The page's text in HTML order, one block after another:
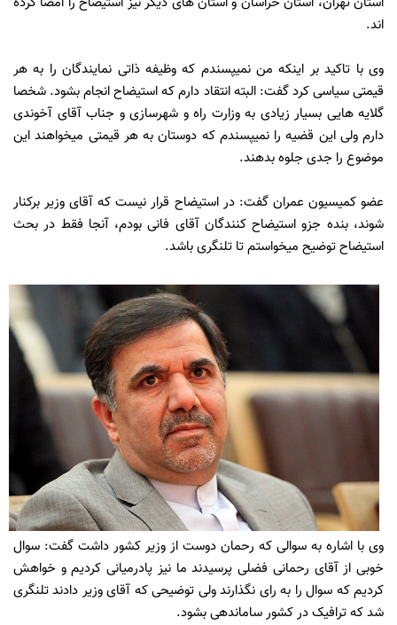
اند.
وی با تاکید بر اینکه من نمیپسندم که وظیفه ذاتی نمایندگان را به هر
قیمتی سیاسی کرد گفت: البته انتقاد دارم که استیضاح انجام بشود. شخصا
گلایه هایی بسیار زیادی به وزارت راه و شهرسازی و جناب آقای آخوندی
دارم ولی این قضیه را نمیپسندم که دوستان به هر قیمتی میخواهند این
موضوع را جدی جلوه بدهند.
عضو کمیسیون عمران گفت: در استیضاح قرار نیست که آقای وزیر برکنار
شوند، بنده جزو استیضاح کنندگان آقای فانی بودم، آنجا فقط در بحث
استیضاح توضیح میخواستم تا تلنگری باشد.
وی با اشاره به سوالی که رحمان دوست از وزیر کشور داشت گفت: سوال
خوبی از آقای رحمانی فضلی پرسیدند ما نیز پادرمیانی کردیم و خواهش
کردیم که سوال را به رای نگذارند ولی توضیحی که آقای وزیر دادند تلنگری
شد که ترافیک در کشور ساماندهی بشود.